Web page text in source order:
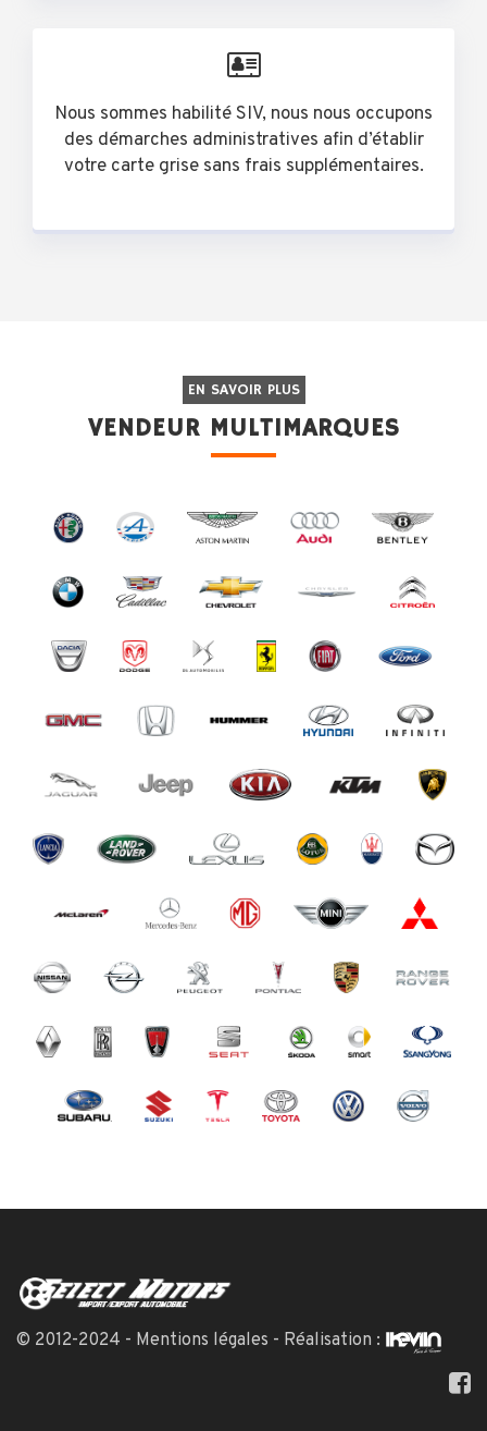
Nous sommes habilité SIV, nous nous occupons
des démarches administratives afin d’établir
votre carte grise sans frais supplémentaires.
EN SAVOIR PLUS
VENDEUR MULTIMARQUES
© 2012-2024 - Mentions légales - Réalisation :